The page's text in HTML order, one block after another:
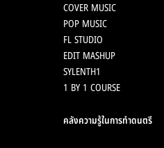
COVER MUSIC
POP MUSIC
FL STUDIO
EDIT MASHUP
SYLENTH1
1 BY 1 COURSE
คลังความรู้ในการทำดนตรี